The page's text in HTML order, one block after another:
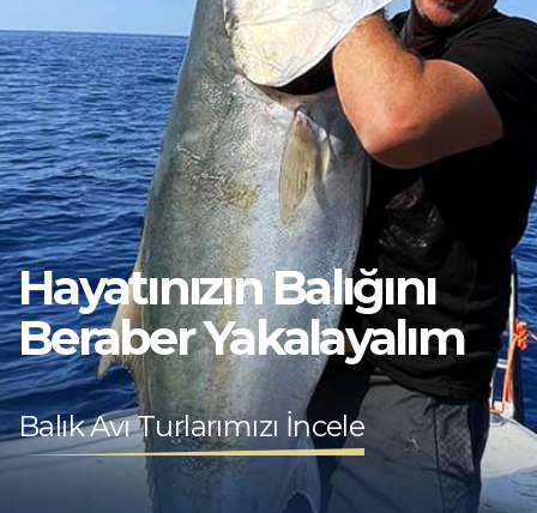
Hayatınızın Balığını
Beraber Yakalayalım
Balık Avı Turlarımızı İncele